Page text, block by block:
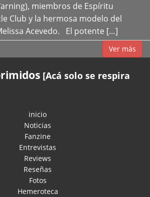
miembros de Espíritu
Club y la hermosa modelo del
Acevedo. El potente […]
Ver más
[Acá solo se respira
inicio
Noticias
Fanzine
Entrevistas
Reviews
Reseñas
Fotos
Hemeroteca